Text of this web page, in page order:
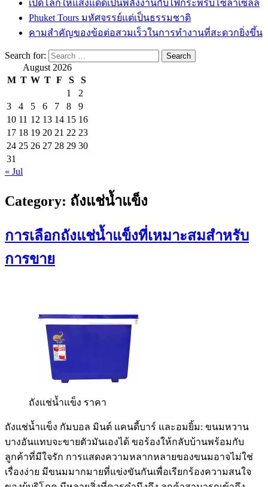
เปิดโลกให้แสงแดดเป็นพลังงานกับไฟกระพริบโซล่าเซลล์
Phuket Tours มหัศจรรย์แต่เป็นธรรมชาติ
คามสำคัญของข้อต่อสวมเร็วในการทำงานที่สะดวกยิ่งขึ้น
Search for:
August 2026
M T W T F S
S
1
2
3
4 5 6 7 8
9
10 11 12 13 14 15 16
17 18 19 20 21 22 23
24 25 26 27 28 29 30
31
« Jul
Category: ถังแช่น้ำแข็ง
การเลือกถังแช่น้ำแข็งที่เหมาะสมสำหรับ
การขาย
ถังแช่น้ำแข็ง ราคา
ถังแช่น้ำแข็ง กัมบอล มินต์ แคนดี้บาร์ และอมยิ้ม: ขนมหวาน
บางอันแทบจะขายตัวมันเองได้ ขอร้องให้กลับบ้านพร้อมกับ
ลูกค้าที่มีใจรัก การแสดงความหลากหลายของขนมอาจไม่ใช่
เรื่องง่าย มีขนมมากมายที่แข่งขันกันเพื่อเรียกร้องความสนใจ